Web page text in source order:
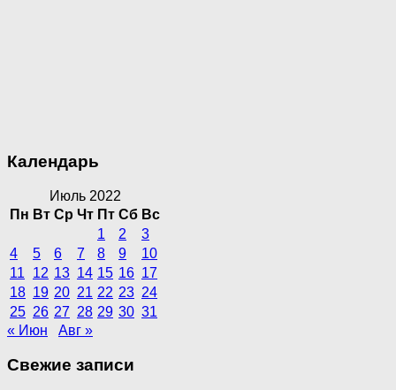
Календарь
Июль 2022
Пн Вт Ср Чт Пт Сб Вс
1
2
3
4
5 6 7 8 9
10
11
12 13 14 15 16 17
18 19 20 21 22 23 24
25 26 27 28 29 30 31
« Июн
Авг »
Свежие записи